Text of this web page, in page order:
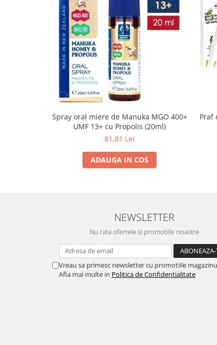
Spray oral miere de Manuka MGO 400+
UMF 13+ cu Propolis (20ml)
81,81 Lei
ADAUGA IN COS
Praf
NEWSLETTER
Nu rata ofertele si promotiile noastre
Vreau sa primesc newsletter cu promotiile
Afla mai multe in Politica de Confidentialitate